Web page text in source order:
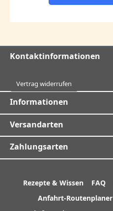
Kontaktinformationen
Vertrag widerrufen
Informationen
Versandarten
Zahlungsarten
Rezepte & Wissen FAQ
Anfahrt-Routenplaner